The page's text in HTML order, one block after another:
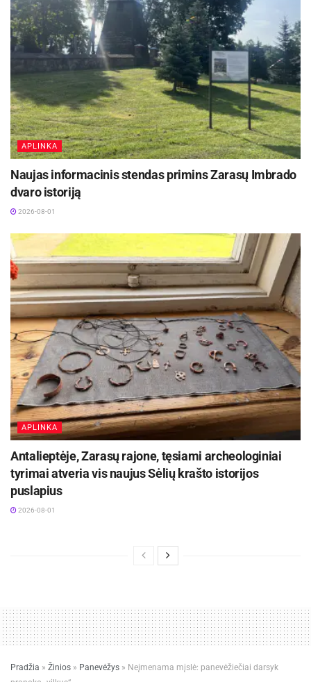
APLINKA
Naujas informacinis stendas primins Zarasų Imbrado
dvaro istoriją
2026-08-01
APLINKA
Antalieptėje, Zarasų rajone, tęsiami archeologiniai
tyrimai atveria vis naujus Sėlių krašto istorijos
puslapius
2026-08-01
Pradžia » Žinios » Panevėžys » Neįmenama mįslė: panevėžiečiai darsyk